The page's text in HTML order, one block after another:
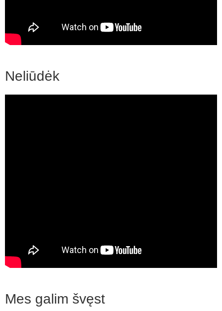
Neliūdėk
Mes galim švęst